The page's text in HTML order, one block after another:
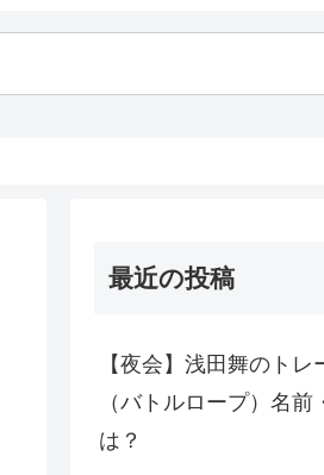
最近の投稿
【夜会】浅田舞のト
（バトルロープ）名
は？